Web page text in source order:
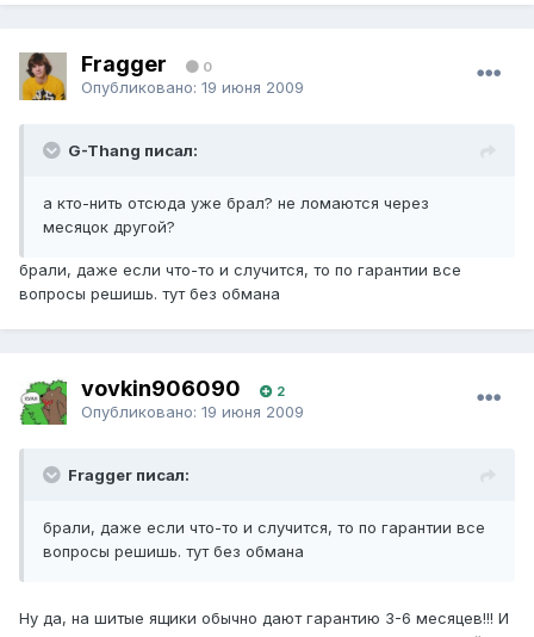
Fragger 0
Опубликовано: 19 июня 2009
G-Thang писал:
а кто-нить отсюда уже брал? не ломаются через
месяцок другой?
брали, даже если что-то и случится, то по гарантии все
вопросы решишь. тут без обмана
vovkin906090 2
Опубликовано: 19 июня 2009
Fragger писал:
брали, даже если что-то и случится, то по гарантии все
вопросы решишь. тут без обмана
Ну да, на шитые ящики обычно дают гарантию 3-6 месяцев!!! И